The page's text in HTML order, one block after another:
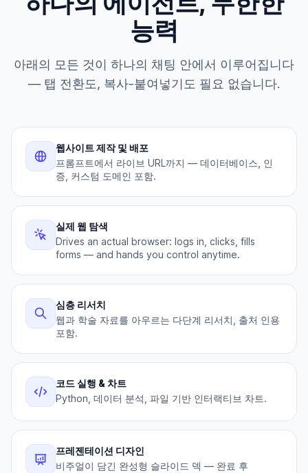
능력
아래의 모든 것이 하나의 채팅 안에서 이루어집니다
— 탭 전환도, 복사-붙여넣기도 필요 없습니다.
웹사이트 제작 및 배포
프롬프트에서 라이브 URL까지 — 데이터베이스, 인
증, 커스텀 도메인 포함.
실제 웹 탐색
Drives an actual browser: logs in, clicks, fills
forms — and hands you control anytime.
심층 리서치
웹과 학술 자료를 아우르는 다단계 리서치, 출처 인용
포함.
코드 실행 & 차트
Python, 데이터 분석, 파일 기반 인터랙티브 차트.
프레젠테이션 디자인
비주얼이 담긴 완성형 슬라이드 덱 — 완료 후